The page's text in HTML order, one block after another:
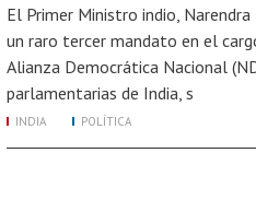
El Primer Ministro indio,
un raro tercer mandato en el
Alianza Democrática Nacional
parlamentarias de India, s
INDIA POLÍTICA